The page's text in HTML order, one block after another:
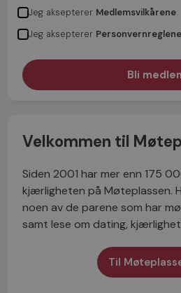
Jeg aksepterer Medlemsvilkårene
Jeg aksepterer Personvernreglene
Velkommen til
Siden 2001 har mer enn 175
kjærligheten på Møteplassen.
noen av de parene som har
samt lese om dating,
Til